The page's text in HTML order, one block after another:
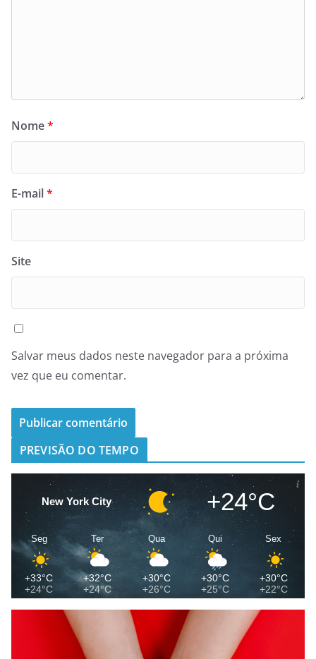
Nome*
E-mail*
Site
Salvar meus dados neste navegador para a próxima
vez que eu comentar.
PREVISÃO DO TEMPO
New York City +24°C
Seg
+33°C
+24°C
Ter
+32°C
+24°C
Qua
+30°C
+26°C
Qui
+30°C
+25°C
Sex
+30°C
+22°C